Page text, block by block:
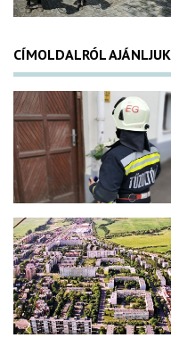
CÍMOLDALRÓL AJÁNLJUK